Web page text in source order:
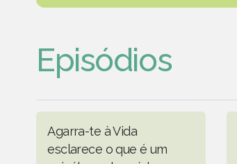
Episódios
Agarra-te à Vida
esclarece o que é um